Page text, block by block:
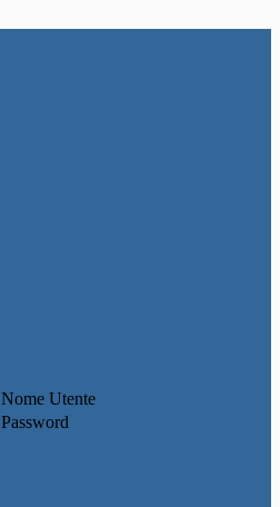
Nome Utente
Password